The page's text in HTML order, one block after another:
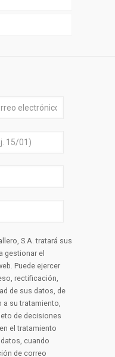
S.A. tratará sus
gestionar el
Puede ejercer
rectificación,
de sus datos, de
a su tratamiento,
de decisiones
el tratamiento
cuando
de correo